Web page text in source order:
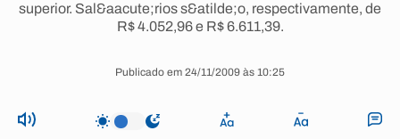
superior. Sal&aacute;rios s&atilde;o, respectivamente, de
R$ 4.052,96 e R$ 6.611,39.
Publicado em 24/11/2009 às 10:25